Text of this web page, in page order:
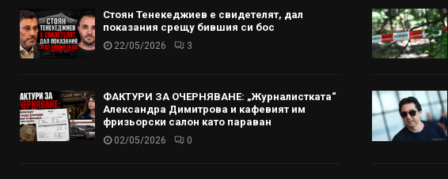
Стоян Тенекеджиев е свидетелят, дал
показания срещу бившия си бос
22/05/2026 3
ФАКТУРИ ЗА ОЧЕРНЯВАНЕ: „Журналистката“
Александра Димитрова и кафевият им
фризьорски салон като параван
02/05/2026 0